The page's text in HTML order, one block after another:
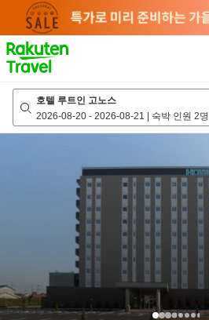
page
호텔 루트인 고노스
2026-08-20 - 2026-08-21 | 숙박 인원 2명